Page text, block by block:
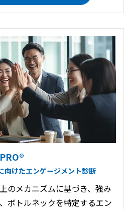
向けたエンゲージメント診断
のメカニズムに基づき、強み
ボトルネックを特定するエン